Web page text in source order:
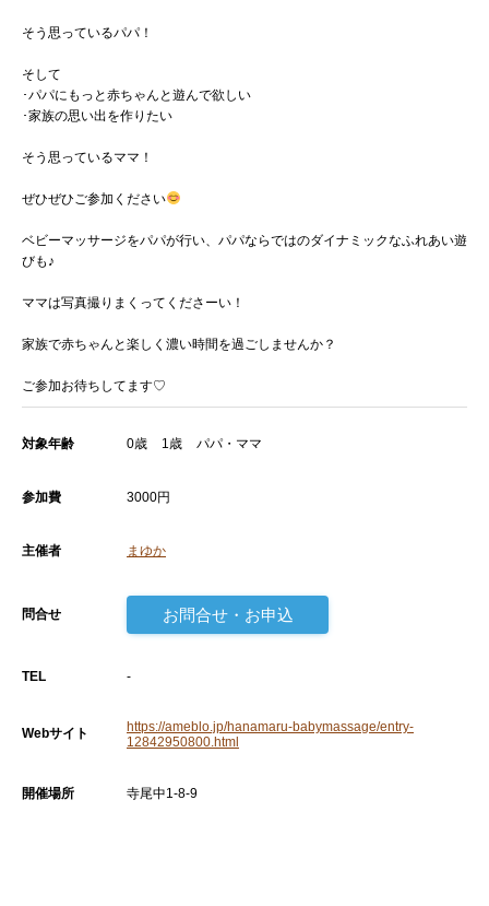
そう思っているパパ！
そして
･パパにもっと赤ちゃんと遊んで欲しい
･家族の思い出を作りたい
そう思っているママ！
ぜひぜひご参加ください
ベビーマッサージをパパが行い、パパならではのダイナミックなふれあい遊
びも♪
ママは写真撮りまくってくださーい！
家族で赤ちゃんと楽しく濃い時間を過ごしませんか？
ご参加お待ちしてます♡
対象年齢 0歳 1歳 パパ・ママ
参加費 3000円
主催者 まゆか
問合せ お問合せ・お申込
TEL -
Webサイト
https://ameblo.jp/hanamaru-babymassage/entry-
12842950800.html
開催場所 寺尾中1-8-9